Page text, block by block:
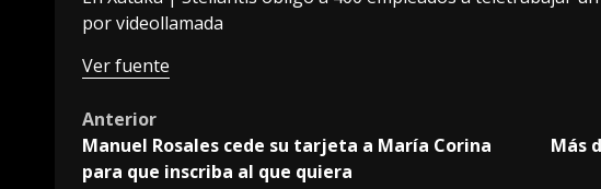
por videollamada
Ver fuente
Post
navigation
Anterior
Manuel Rosales cede su tarjeta a María Corina
para que inscriba al que quiera
Más